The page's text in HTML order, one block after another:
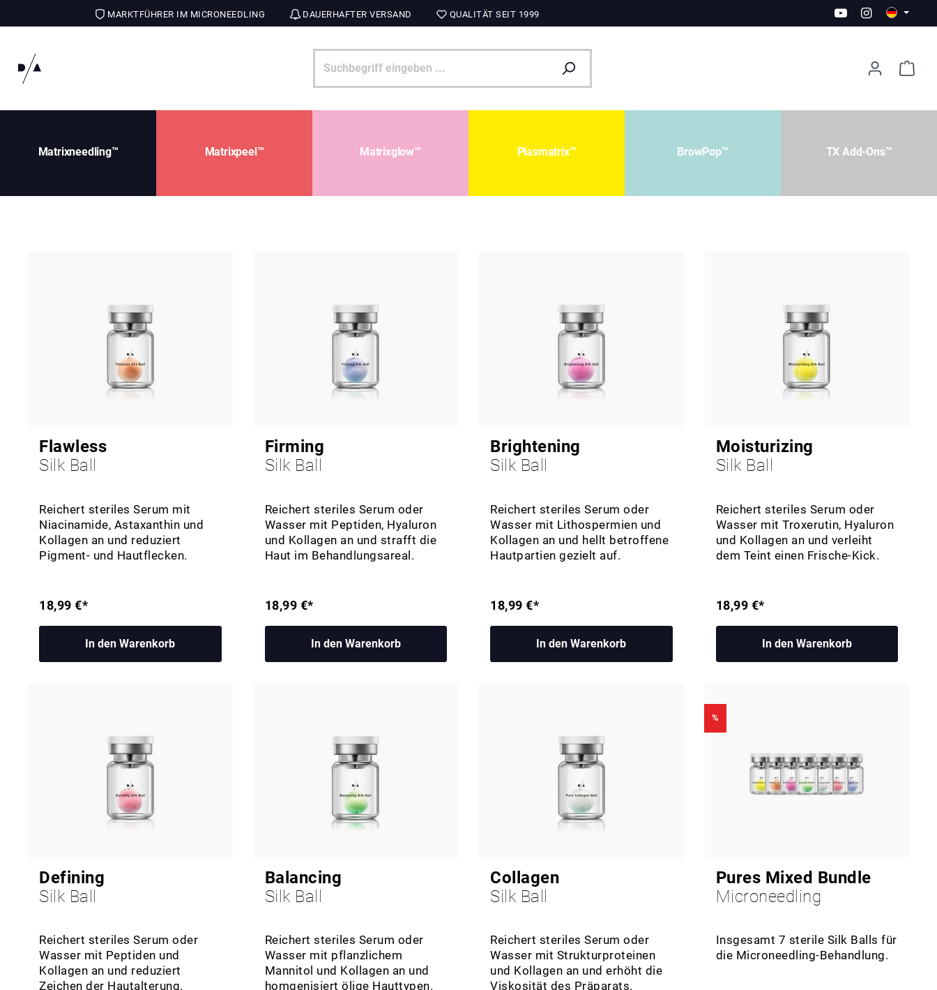
MARKTFÜHRER IM MICRONEEDLING DAUERHAFTER VERSAND QUALITÄT SEIT 1999
Matrixneedling™ Matrixpeel™ Matrixglow™ Plasmatrix™ BrowPop™ TX Add-Ons™
Flawless
Silk Ball
Reichert steriles Serum mit
Niacinamide, Astaxanthin und
Kollagen an und reduziert
Pigment- und Hautflecken.
18,99 €*
In den Warenkorb
Firming
Silk Ball
Reichert steriles Serum oder
Wasser mit Peptiden, Hyaluron
und Kollagen an und strafft die
Haut im Behandlungsareal.
18,99 €*
In den Warenkorb
Brightening
Silk Ball
Reichert steriles Serum oder
Wasser mit Lithospermien und
Kollagen an und hellt betroffene
Hautpartien gezielt auf.
18,99 €*
In den Warenkorb
Moisturizing
Silk Ball
Reichert steriles Serum oder
Wasser mit Troxerutin, Hyaluron
und Kollagen an und verleiht
dem Teint einen Frische-Kick.
18,99 €*
In den Warenkorb
Defining
Silk Ball
Reichert steriles Serum oder
Wasser mit Peptiden und
Kollagen an und reduziert
Zeichen der Hautalterung.
Balancing
Silk Ball
Reichert steriles Serum oder
Wasser mit pflanzlichem
Mannitol und Kollagen an und
homgenisiert ölige Hauttypen.
Collagen
Silk Ball
Reichert steriles Serum oder
Wasser mit Strukturproteinen
und Kollagen an und erhöht die
Viskosität des Präparats.
%
Pures Mixed Bundle
Microneedling
Insgesamt 7 sterile Silk Balls für
die Microneedling-Behandlung.